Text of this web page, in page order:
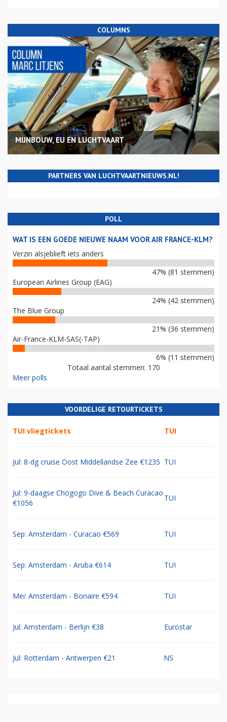
COLUMNS
MIJNBOUW, EU EN LUCHTVAART
PARTNERS VAN LUCHTVAARTNIEUWS.NL!
POLL
WAT IS EEN GOEDE NIEUWE NAAM VOOR AIR FRANCE-KLM?
Verzin alsjeblieft iets anders
47% (81 stemmen)
European Airlines Group (EAG)
24% (42 stemmen)
The Blue Group
21% (36 stemmen)
Air-France-KLM-SAS(-TAP)
6% (11 stemmen)
Totaal aantal stemmen: 170
Meer polls
VOORDELIGE RETOURTICKETS
TUI vliegtickets TUI
Jul: 8-dg cruise Oost Middellandse Zee €1235 TUI
Jul: 9-daagse Chogogo Dive & Beach Curacao
€1056
TUI
Sep: Amsterdam - Curacao €569 TUI
Sep: Amsterdam - Aruba €614 TUI
Mei: Amsterdam - Bonaire €594 TUI
Jul: Amsterdam - Berlijn €38 Eurostar
Jul: Rotterdam - Antwerpen €21 NS